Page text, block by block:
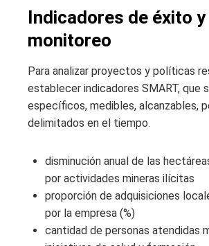
Indicadores de éxito y
monitoreo
Para analizar proyectos y políticas
establecer indicadores SMART, que
específicos, medibles, alcanzables,
delimitados en el tiempo.
disminución anual de las
por actividades mineras ilícitas
proporción de adquisiciones
por la empresa (%)
cantidad de personas atendidas